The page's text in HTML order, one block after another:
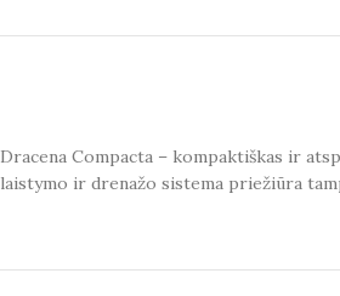
Dracena Compacta – kompaktiškas ir
laistymo ir drenažo sistema priežiūra